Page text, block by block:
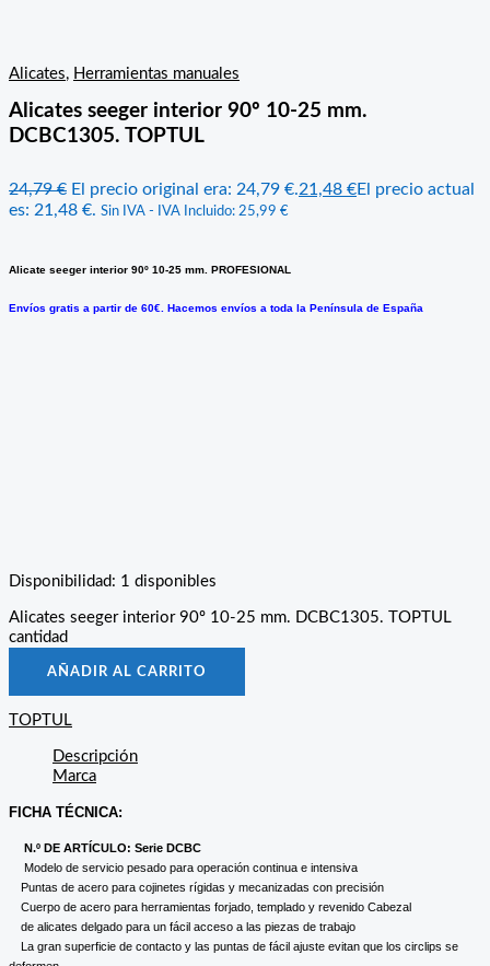
Alicates, Herramientas manuales
Alicates seeger interior 90º 10-25 mm.
DCBC1305. TOPTUL
24,79€ El precio original era: 24,79 €.21,48 €El precio actual
es: 21,48 €. Sin IVA - IVA Incluido: 25,99 €
Alicate seeger interior 90º 10-25 mm. PROFESIONAL
Envíos gratis a partir de 60€. Hacemos envíos a toda la Península de España
Disponibilidad: 1 disponibles
Alicates seeger interior 90º 10-25 mm. DCBC1305. TOPTUL
cantidad
AÑADIR AL CARRITO
TOPTUL
Descripción
Marca
FICHA TÉCNICA:
N.º DE ARTÍCULO: Serie DCBC
Modelo de servicio pesado para operación continua e intensiva
Puntas de acero para cojinetes rígidas y mecanizadas con precisión
Cuerpo de acero para herramientas forjado, templado y revenido Cabezal
de alicates delgado para un fácil acceso a las piezas de trabajo
La gran superficie de contacto y las puntas de fácil ajuste evitan que los circlips se